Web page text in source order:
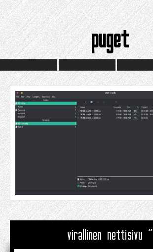
puget
virallinen nettisivu "